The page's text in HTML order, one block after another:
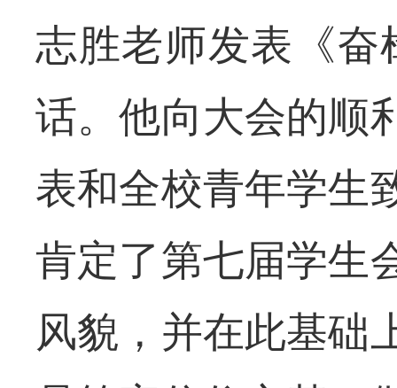
志胜老师发表《奋
话。他向大会的顺
表和全校青年学生
肯定了第七届学生
风貌，并在此基础